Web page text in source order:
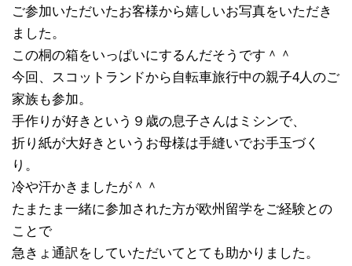
ご参加いただいたお客様から嬉しいお写真をいただき
ました。
この桐の箱をいっぱいにするんだそうです＾＾
今回、スコットランドから自転車旅行中の親子4人のご
家族も参加。
手作りが好きという９歳の息子さんはミシンで、
折り紙が大好きというお母様は手縫いでお手玉づく
り。
冷や汗かきましたが＾＾
たまたま一緒に参加された方が欧州留学をご経験との
ことで
急きょ通訳をしていただいてとても助かりました。